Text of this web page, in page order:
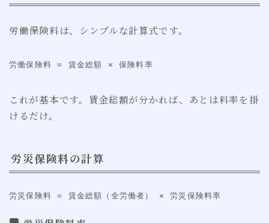
労働保険料は、シンプルな計算式です。
労働保険料 = 賃金総額 × 保険料率
これが基本です。賃金総額が分かれば、あとは料率を掛
けるだけ。
労災保険料の計算
労災保険料 = 賃金総額（全労働者） × 労災保険料率